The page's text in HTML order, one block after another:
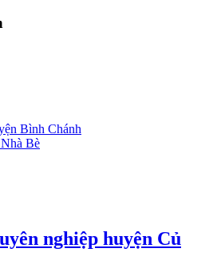
Bình Chánh
Bè
nghiệp huyện Củ